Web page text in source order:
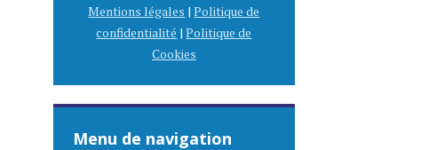
Mentions légales |Politique de
confidentialité |Politique de
Cookies
Menu de navigation